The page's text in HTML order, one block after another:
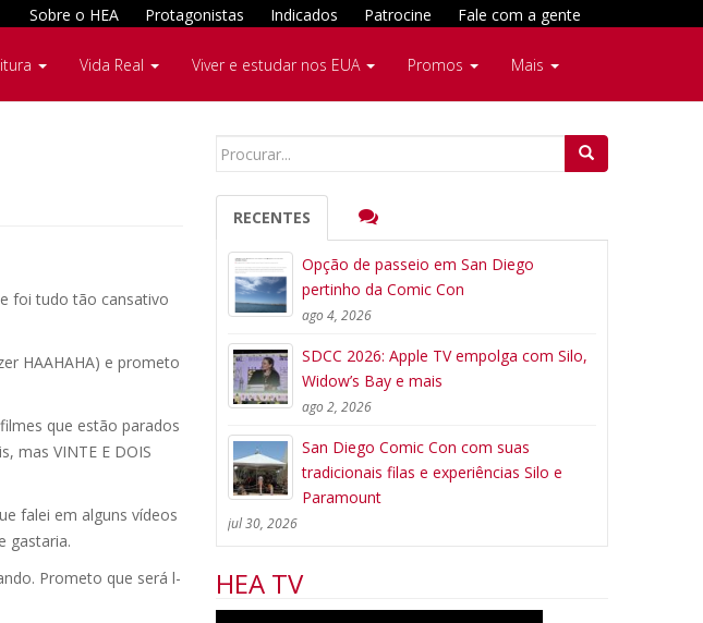
Sobre o HEA Protagonistas Indicados Patrocine Fale com a gente
Vida Real Viver e estudar nos EUA Promos Mais
foi tudo tão cansativo
HAAHAHA) e prometo
que estão parados
mas VINTE E DOIS
falei em alguns vídeos
gastaria.
Prometo que será l-
Search
RECENTES
Opção de passeio em San Diego
pertinho da Comic Con
ago 4, 2026
SDCC 2026: Apple TV empolga com Silo,
Widow’s Bay e mais
ago 2, 2026
San Diego Comic Con com suas
tradicionais filas e experiências Silo e
Paramount
jul 30, 2026
HEA TV